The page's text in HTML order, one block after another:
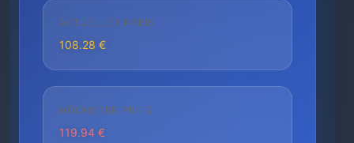
AKTUELLER PREIS
108.28 €
HÖCHSTER PREIS
119.94 €